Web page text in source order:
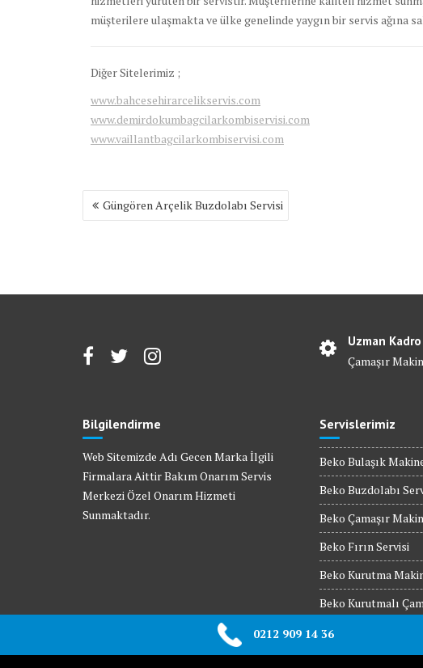
müşterilere ulaşmakta ve ülke genelinde yaygın bir servis ağına
Diğer Sitelerimiz ;
www.bahcesehirarcelikservis.com
www.demirdokumbagcilarkombiservisi.com
www.vaillantbagcilarkombiservisi.com
Yazı
gezinmesi
Güngören Arçelik Buzdolabı Servisi
Uzman
Çamaşır
Bilgilendirme
Web Sitemizde Adı Gecen Marka İlgili
Firmalara Aittir Bakım Onarım Servis
Merkezi Özel Onarım Hizmeti
Sunmaktadır.
Servislerimiz
Beko Bulaşık
Beko Buzdolabı
Beko Çamaşır
Beko Fırın Servisi
Beko Kurutma
Beko Kurutmalı
Beko Mikrodalga
Beko Set Üstü Ocak
0212 909 14 36